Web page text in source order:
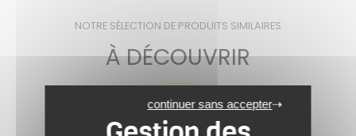
NOTRE SÉLECTION DE PRODUITS SIMILAIRES
À DÉCOUVRIR
VIDÉO TEST
continuer sans accepter